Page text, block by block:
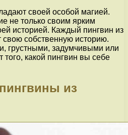
своей особой магией.
не только своим ярким
историей. Каждый пингвин из
свою собственную историю.
грустными, задумчивыми или
того, какой пингвин вы себе
из